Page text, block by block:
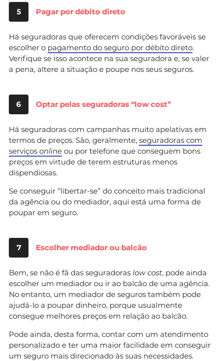
5 Pagar por débito direto
Há seguradoras que oferecem condições favoráveis se
escolher o pagamento do seguro por débito direto.
Verifique se isso acontece na sua seguradora e, se valer
a pena, altere a situação e poupe nos seus seguros.
6 Optar pelas seguradoras “low cost”
Há seguradoras com campanhas muito apelativas em
termos de preços. São, geralmente, seguradoras com
serviços online ou por telefone que conseguem bons
preços em virtude de terem estruturas menos
dispendiosas.
Se conseguir “libertar-se” do conceito mais tradicional
da agência ou do mediador, aqui está uma forma de
poupar em seguro.
7 Escolher mediador ou balcão
Bem, se não é fã das seguradoras low cost, pode ainda
escolher um mediador ou ir ao balcão de uma agência.
No entanto, um mediador de seguros também pode
ajudá-lo a poupar dinheiro, porque usualmente
consegue melhores preços em relação ao balcão.
Pode ainda, desta forma, contar com um atendimento
personalizado e ter uma maior facilidade em conseguir
um seguro mais direcionado às suas necessidades.